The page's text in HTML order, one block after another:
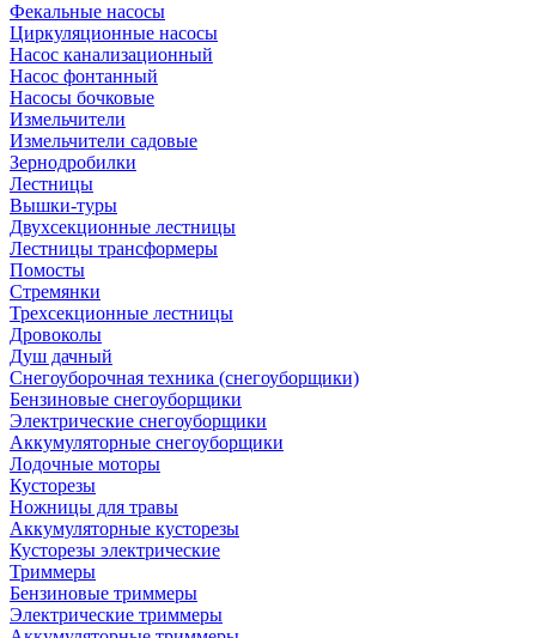
Фекальные насосы
Циркуляционные насосы
Насос канализационный
Насос фонтанный
Насосы бочковые
Измельчители
Измельчители садовые
Зернодробилки
Лестницы
Вышки-туры
Двухсекционные лестницы
Лестницы трансформеры
Помосты
Стремянки
Трехсекционные лестницы
Дровоколы
Душ дачный
Снегоуборочная техника (снегоуборщики)
Бензиновые снегоуборщики
Электрические снегоуборщики
Аккумуляторные снегоуборщики
Лодочные моторы
Кусторезы
Ножницы для травы
Аккумуляторные кусторезы
Кусторезы электрические
Триммеры
Бензиновые триммеры
Электрические триммеры